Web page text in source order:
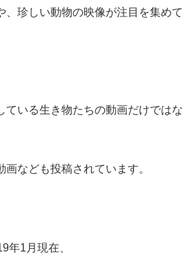
、珍しい動物の映像が注目を集めて
ている生き物たちの動画だけではな
なども投稿されています。
年1月現在、